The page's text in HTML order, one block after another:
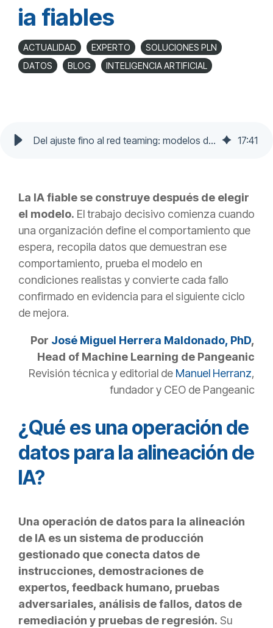
ia fiables
ACTUALIDAD EXPERTO
SOLUCIONES PLN
DATOS
BLOG INTELIGENCIA ARTIFICIAL
Del ajuste fino al red teaming: modelos de ia fiables 17:41
La IA fiable se construye después de elegir
el modelo. El trabajo decisivo comienza cuando
una organización define el comportamiento que
espera, recopila datos que demuestran ese
comportamiento, prueba el modelo en
condiciones realistas y convierte cada fallo
confirmado en evidencia para el siguiente ciclo
de mejora.
Por José Miguel Herrera Maldonado, PhD,
Head of Machine Learning de Pangeanic
Revisión técnica y editorial de Manuel Herranz,
fundador y CEO de Pangeanic
¿Qué es una operación de
datos para la alineación de
IA?
Una operación de datos para la alineación
de IA es un sistema de producción
gestionado que conecta datos de
instrucciones, demostraciones de
expertos, feedback humano, pruebas
adversariales, análisis de fallos, datos de
remediación y pruebas de regresión. Su